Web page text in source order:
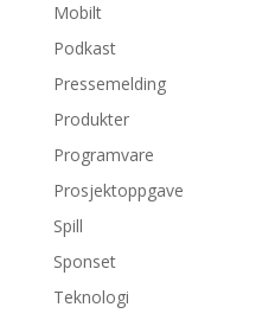
Mobilt
Podkast
Pressemelding
Produkter
Programvare
Prosjektoppgave
Spill
Sponset
Teknologi